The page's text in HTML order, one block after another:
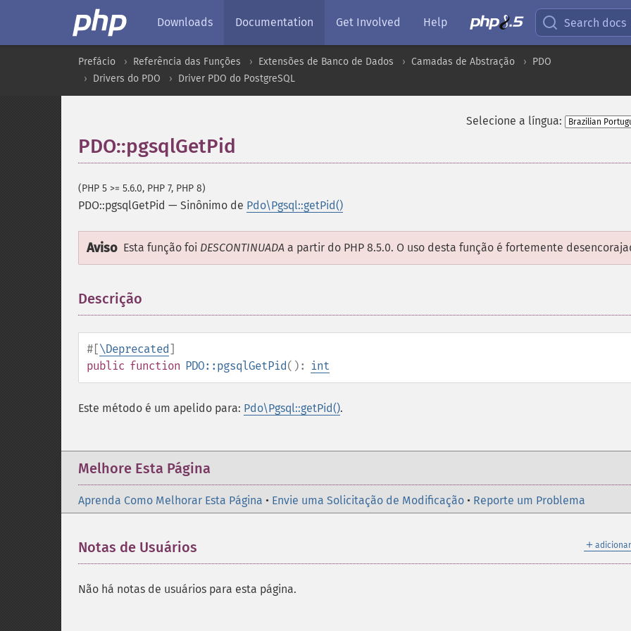
Downloads Documentation Get Involved Help Search docs
Prefácio Referência das Funções Extensões de Banco de Dados Camadas de Abstração
PDO
Drivers do PDO
Driver PDO do PostgreSQL
Selecione a língua:
PDO::pgsqlGetPid
(PHP 5 >= 5.6.0, PHP 7, PHP 8)
PDO::pgsqlGetPid — Sinônimo de Pdo\Pgsql::getPid()
Aviso Esta função foi DESCONTINUADA a partir do PHP 8.5.0. O uso desta função é fortemente
Descrição
#[\Deprecated]
public function PDO::pgsqlGetPid(): int
Este método é um apelido para: Pdo\Pgsql::getPid().
Melhore Esta Página
Aprenda Como Melhorar Esta Página • Envie uma Solicitação de Modificação • Reporte um Problema
＋
Notas de Usuários
Não há notas de usuários para esta página.